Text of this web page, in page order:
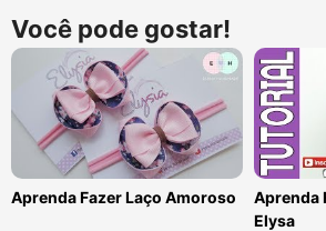
Você pode gostar!
Aprenda Fazer Laço Amoroso
Aprenda
Elysa